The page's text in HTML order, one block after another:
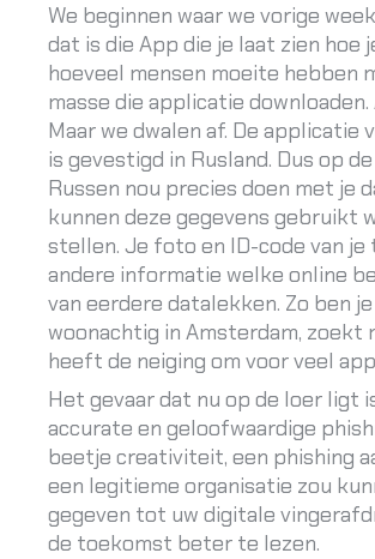
We beginnen waar we vorige week
dat is die App die je laat zien
hoeveel mensen moeite hebben
masse die applicatie
Maar we dwalen af. De
is gevestigd in Rusland. Dus op
Russen nou precies doen met je
kunnen deze gegevens gebruikt
stellen. Je foto en ID-code van
andere informatie welke online
van eerdere datalekken. Zo ben
woonachtig in Amsterdam, zoekt
heeft de neiging om voor veel
Het gevaar dat nu op de loer ligt
accurate en geloofwaardige
beetje creativiteit, een phishing
een legitieme organisatie zou
gegeven tot uw digitale
de toekomst beter te lezen.